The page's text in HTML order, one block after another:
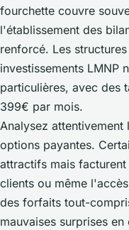
fourchette couvre
l'établissement des
renforcé. Les
investissements LMNP
particulières, avec des
399€ par mois.
Analysez attentivement
options payantes.
attractifs mais
clients ou même
des forfaits tout-
mauvaises surprises